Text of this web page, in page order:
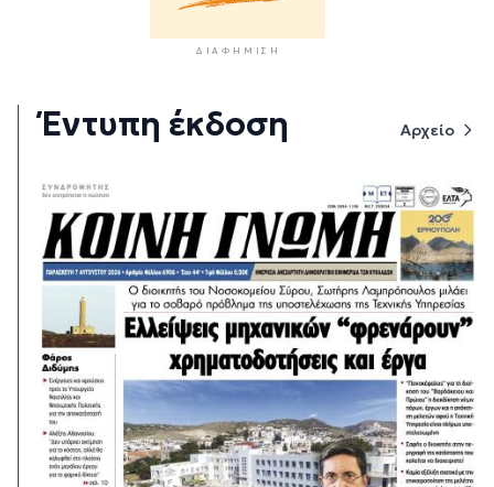
ΔΙΑΦΉΜΙΣΗ
Έντυπη έκδοση Αρχείο